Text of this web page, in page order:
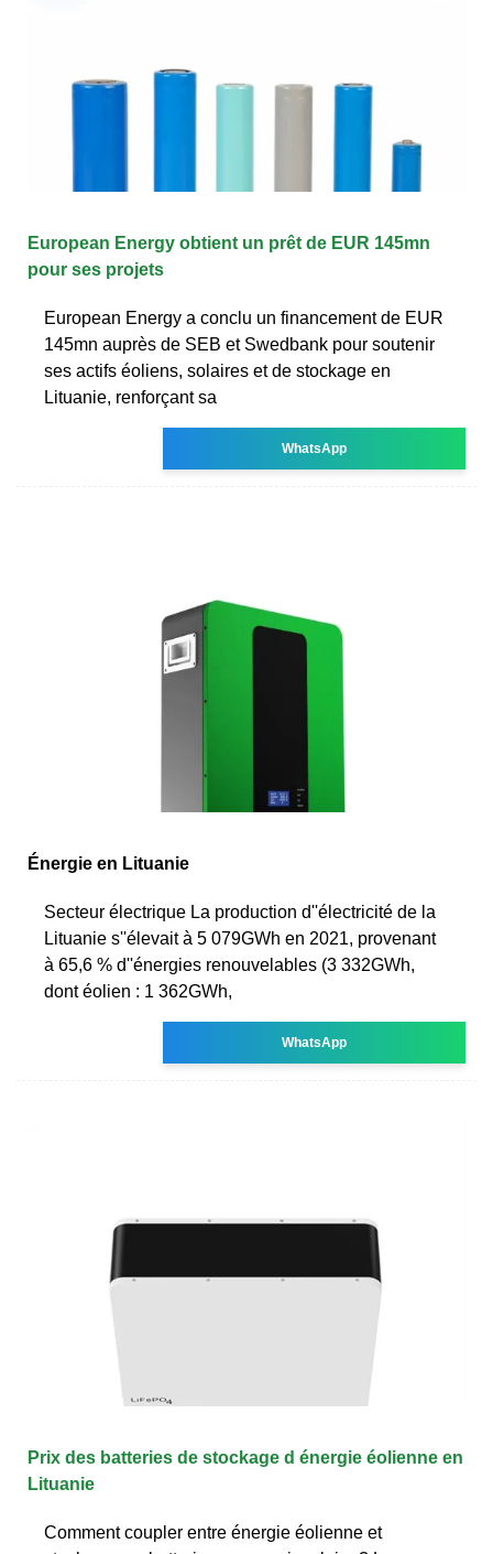
European Energy obtient un prêt de EUR 145mn
pour ses projets
European Energy a conclu un financement de EUR
145mn auprès de SEB et Swedbank pour soutenir
ses actifs éoliens, solaires et de stockage en
Lituanie, renforçant sa
WhatsApp
Énergie en Lituanie
Secteur électrique La production d''électricité de la
Lituanie s''élevait à 5 079GWh en 2021, provenant
à 65,6 % d''énergies renouvelables (3 332GWh,
dont éolien : 1 362GWh,
WhatsApp
Prix des batteries de stockage d énergie éolienne en
Lituanie
Comment coupler entre énergie éolienne et